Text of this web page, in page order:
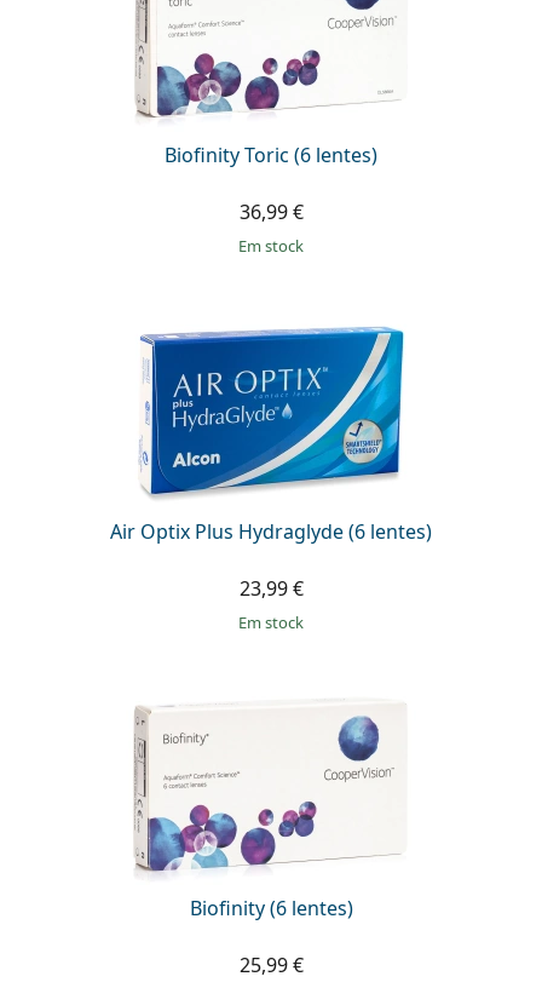
Biofinity Toric (6 lentes)
36,99 €
em stock
Air Optix Plus Hydraglyde (6 lentes)
23,99 €
em stock
Biofinity (6 lentes)
25,99 €